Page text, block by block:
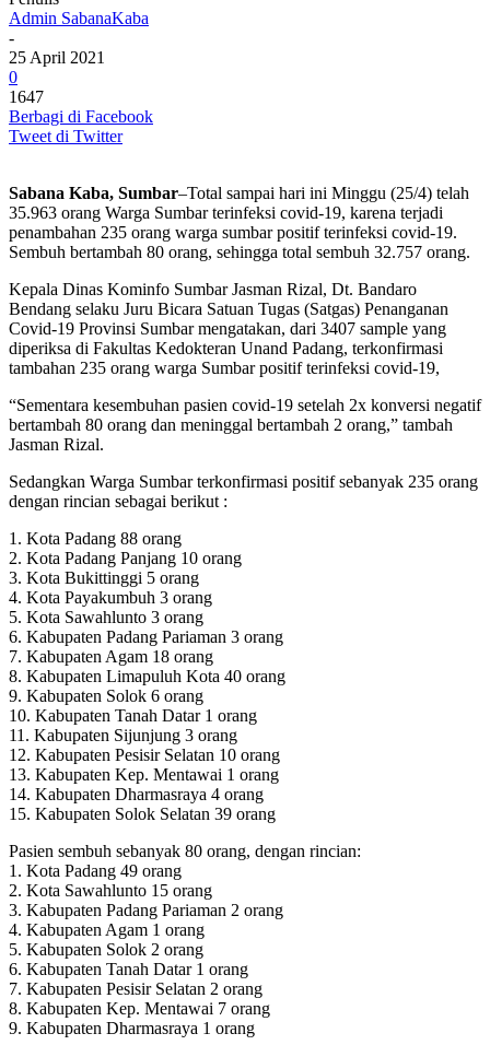
Admin SabanaKaba
-
25 April 2021
0
1647
Berbagi di Facebook
Tweet di Twitter
Sabana Kaba, Sumbar–Total sampai hari ini Minggu (25/4) telah
35.963 orang Warga Sumbar terinfeksi covid-19, karena terjadi
penambahan 235 orang warga sumbar positif terinfeksi covid-19.
Sembuh bertambah 80 orang, sehingga total sembuh 32.757 orang.
Kepala Dinas Kominfo Sumbar Jasman Rizal, Dt. Bandaro
Bendang selaku Juru Bicara Satuan Tugas (Satgas) Penanganan
Covid-19 Provinsi Sumbar mengatakan, dari 3407 sample yang
diperiksa di Fakultas Kedokteran Unand Padang, terkonfirmasi
tambahan 235 orang warga Sumbar positif terinfeksi covid-19,
“Sementara kesembuhan pasien covid-19 setelah 2x konversi negatif
bertambah 80 orang dan meninggal bertambah 2 orang,” tambah
Jasman Rizal.
Sedangkan Warga Sumbar terkonfirmasi positif sebanyak 235 orang
dengan rincian sebagai berikut :
1. Kota Padang 88 orang
2. Kota Padang Panjang 10 orang
3. Kota Bukittinggi 5 orang
4. Kota Payakumbuh 3 orang
5. Kota Sawahlunto 3 orang
6. Kabupaten Padang Pariaman 3 orang
7. Kabupaten Agam 18 orang
8. Kabupaten Limapuluh Kota 40 orang
9. Kabupaten Solok 6 orang
10. Kabupaten Tanah Datar 1 orang
11. Kabupaten Sijunjung 3 orang
12. Kabupaten Pesisir Selatan 10 orang
13. Kabupaten Kep. Mentawai 1 orang
14. Kabupaten Dharmasraya 4 orang
15. Kabupaten Solok Selatan 39 orang
Pasien sembuh sebanyak 80 orang, dengan rincian:
1. Kota Padang 49 orang
2. Kota Sawahlunto 15 orang
3. Kabupaten Padang Pariaman 2 orang
4. Kabupaten Agam 1 orang
5. Kabupaten Solok 2 orang
6. Kabupaten Tanah Datar 1 orang
7. Kabupaten Pesisir Selatan 2 orang
8. Kabupaten Kep. Mentawai 7 orang
9. Kabupaten Dharmasraya 1 orang